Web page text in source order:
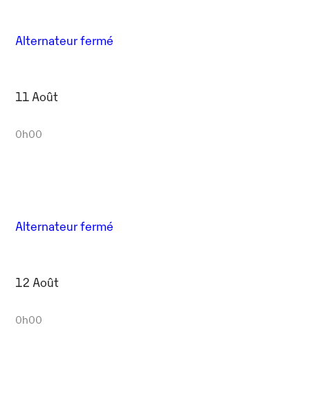
Alternateur fermé
11 Août
0h00
Alternateur fermé
12 Août
0h00